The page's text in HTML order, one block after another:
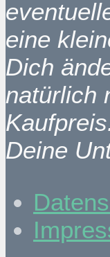
eine
Dich
natürlich
Deine